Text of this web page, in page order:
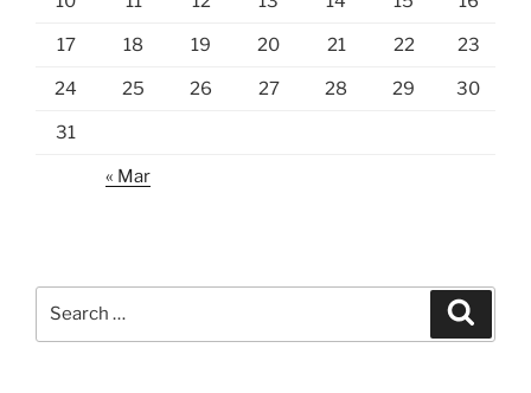
17 18 19 20 21 22 23
24 25 26 27 28 29 30
31
« Mar